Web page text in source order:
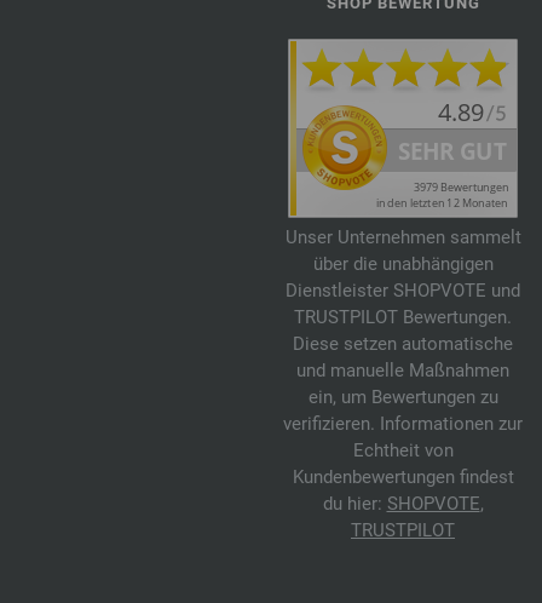
Unser Unternehmen sammelt
über die unabhängigen
Dienstleister SHOPVOTE und
TRUSTPILOT Bewertungen.
Diese setzen automatische
und manuelle Maßnahmen
ein, um Bewertungen zu
verifizieren. Informationen zur
Echtheit von
Kundenbewertungen findest
du hier: SHOPVOTE,
TRUSTPILOT